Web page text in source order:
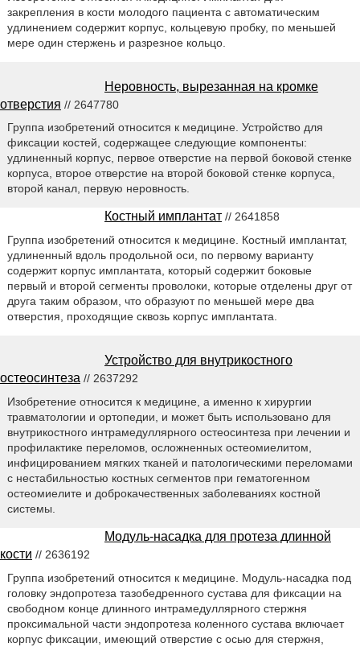
закрепления в кости молодого пациента с автоматическим
удлинением содержит корпус, кольцевую пробку, по меньшей
мере один стержень и разрезное кольцо.
Неровность, вырезанная на кромке
отверстия // 2647780
Группа изобретений относится к медицине. Устройство для
фиксации костей, содержащее следующие компоненты:
удлиненный корпус, первое отверстие на первой боковой стенке
корпуса, второе отверстие на второй боковой стенке корпуса,
второй канал, первую неровность.
Костный имплантат // 2641858
Группа изобретений относится к медицине. Костный имплантат,
удлиненный вдоль продольной оси, по первому варианту
содержит корпус имплантата, который содержит боковые
первый и второй сегменты проволоки, которые отделены друг от
друга таким образом, что образуют по меньшей мере два
отверстия, проходящие сквозь корпус имплантата.
Устройство для внутрикостного
остеосинтеза // 2637292
Изобретение относится к медицине, а именно к хирургии
травматологии и ортопедии, и может быть использовано для
внутрикостного интрамедуллярного остеосинтеза при лечении и
профилактике переломов, осложненных остеомиелитом,
инфицированием мягких тканей и патологическими переломами
с нестабильностью костных сегментов при гематогенном
остеомиелите и доброкачественных заболеваниях костной
системы.
Модуль-насадка для протеза длинной
кости // 2636192
Группа изобретений относится к медицине. Модуль-насадка под
головку эндопротеза тазобедренного сустава для фиксации на
свободном конце длинного интрамедуллярного стержня
проксимальной части эндопротеза коленного сустава включает
корпус фиксации, имеющий отверстие с осью для стержня,